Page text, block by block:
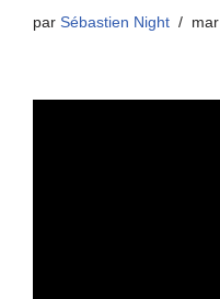
par Sébastien Night mar